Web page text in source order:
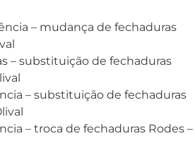
– mudança de fechaduras
– substituição de fechaduras
– substituição de fechaduras
– troca de fechaduras Rodes –